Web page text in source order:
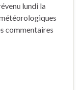
lundi la
commentaires